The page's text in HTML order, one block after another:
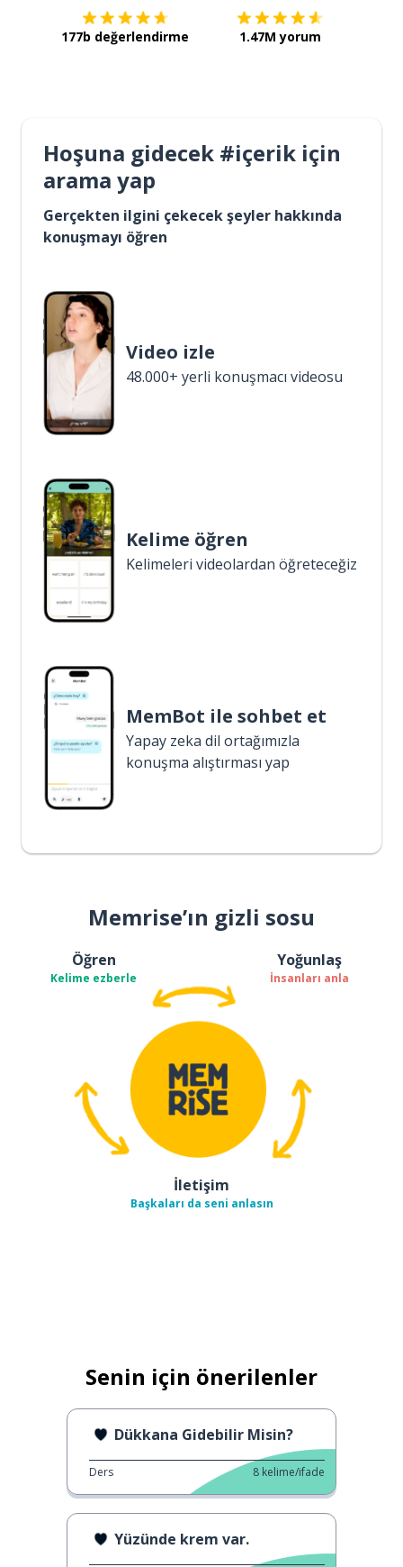
177b değerlendirme 1.47M yorum
Hoşuna gidecek #içerik için
arama yap
Gerçekten ilgini çekecek şeyler hakkında
konuşmayı öğren
Video izle
48.000+ yerli konuşmacı videosu
Kelime öğren
Kelimeleri videolardan öğreteceğiz
MemBot ile sohbet et
Yapay zeka dil ortağımızla
konuşma alıştırması yap
Memrise’ın gizli sosu
Öğren
Kelime ezberle
Yoğunlaş
İnsanları anla
İletişim
Başkaları da seni anlasın
Senin için önerilenler
Dükkana Gidebilir Misin?
Ders 8 kelime/ifade
Yüzünde krem var.